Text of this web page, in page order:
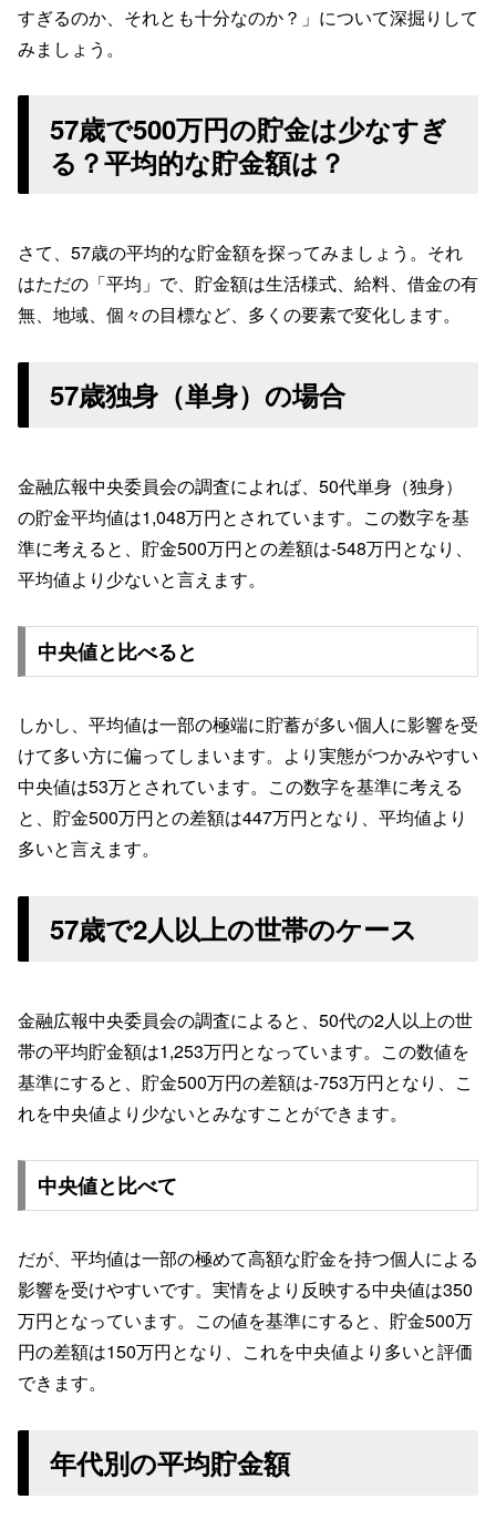
すぎるのか、それとも十分なのか？」について深掘りして
みましょう。
57歳で500万円の貯金は少なすぎ
る？平均的な貯金額は？
さて、57歳の平均的な貯金額を探ってみましょう。それ
はただの「平均」で、貯金額は生活様式、給料、借金の有
無、地域、個々の目標など、多くの要素で変化します。
57歳独身（単身）の場合
金融広報中央委員会の調査によれば、50代単身（独身）
の貯金平均値は1,048万円とされています。この数字を基
準に考えると、貯金500万円との差額は-548万円となり、
平均値より少ないと言えます。
中央値と比べると
しかし、平均値は一部の極端に貯蓄が多い個人に影響を受
けて多い方に偏ってしまいます。より実態がつかみやすい
中央値は53万とされています。この数字を基準に考える
と、貯金500万円との差額は447万円となり、平均値より
多いと言えます。
57歳で2人以上の世帯のケース
金融広報中央委員会の調査によると、50代の2人以上の世
帯の平均貯金額は1,253万円となっています。この数値を
基準にすると、貯金500万円の差額は-753万円となり、こ
れを中央値より少ないとみなすことができます。
中央値と比べて
だが、平均値は一部の極めて高額な貯金を持つ個人による
影響を受けやすいです。実情をより反映する中央値は350
万円となっています。この値を基準にすると、貯金500万
円の差額は150万円となり、これを中央値より多いと評価
できます。
年代別の平均貯金額